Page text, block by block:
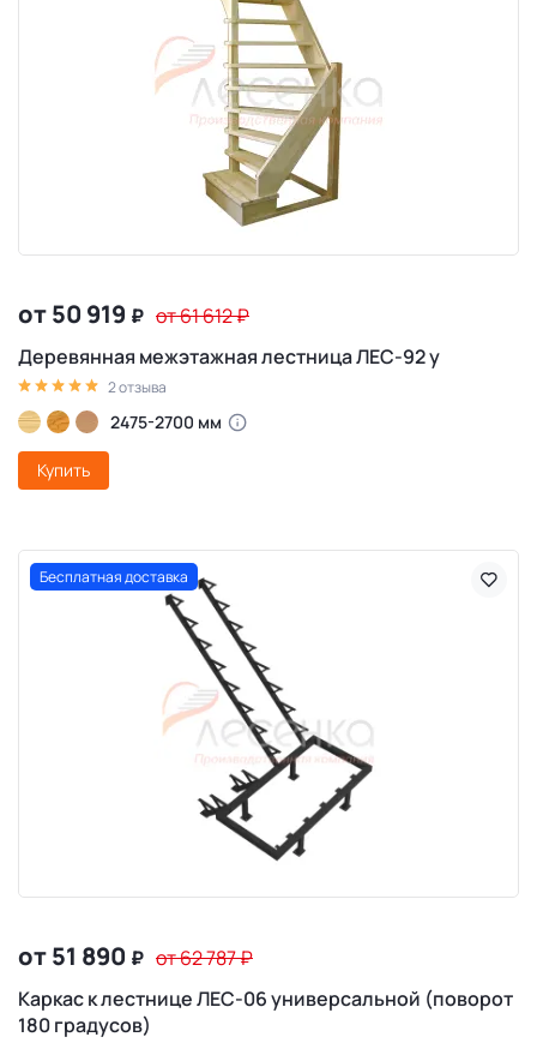
от 50 919 ₽ от 61 612₽
Деревянная межэтажная лестница ЛЕС-92 у
2 отзыва
2475-2700 мм
Купить
Бесплатная доставка
от 51 890 ₽ от 62 787₽
Каркас к лестнице ЛЕС-06 универсальной (поворот
180 градусов)